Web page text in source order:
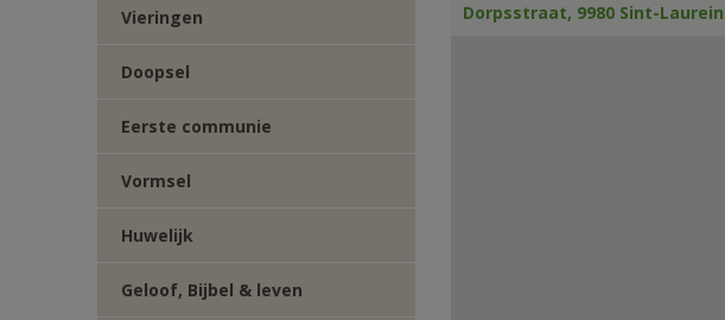
Vieringen
Doopsel
Eerste communie
Vormsel
Huwelijk
Geloof, Bijbel & leven
Dorpsstraat, 9980 Sint-